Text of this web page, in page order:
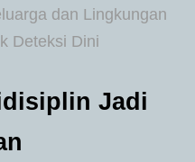
dan Lingkungan
Deteksi Dini
Jadi